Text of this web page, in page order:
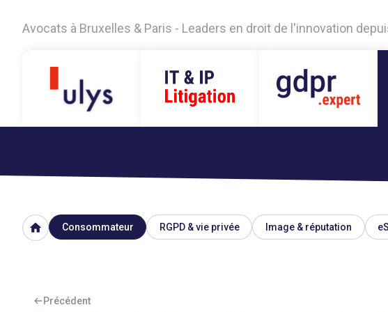
Avocats à Bruxelles & Paris - Leaders en droit de l'innovation
home Consommateur RGPD & vie privée Image & réputation
Précédent